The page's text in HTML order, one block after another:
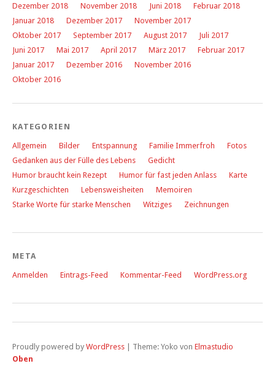
Dezember 2018
November 2018 Juni 2018
Februar 2018
Januar 2018
Dezember 2017
November 2017
Oktober 2017
September 2017 August 2017
Juli 2017
Juni 2017
Mai 2017 April 2017 März 2017
Februar 2017
Januar 2017
Dezember 2016
November 2016
Oktober 2016
KATEGORIEN
Allgemein Bilder Entspannung Familie Immerfroh
Fotos
Gedanken aus der Fülle des Lebens
Gedicht
Humor braucht kein Rezept
Humor für fast jeden Anlass
Karte
Kurzgeschichten
Lebensweisheiten
Memoiren
Starke Worte für starke Menschen
Witziges Zeichnungen
META
Anmelden Eintrags-Feed Kommentar-Feed WordPress.org
Proudly powered by WordPress | Theme: Yoko von Elmastudio
Oben